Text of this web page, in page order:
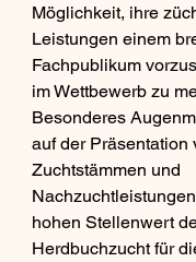
Möglichkeit, ihre
Leistungen einem
Fachpublikum
im Wettbewerb zu
Besonderes
auf der Präsentation
Zuchtstämmen und
hohen Stellenwert
Herdbuchzucht für